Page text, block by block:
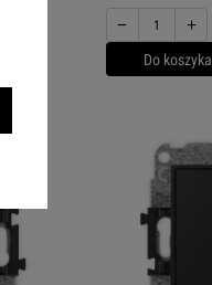
− +
Do koszyka